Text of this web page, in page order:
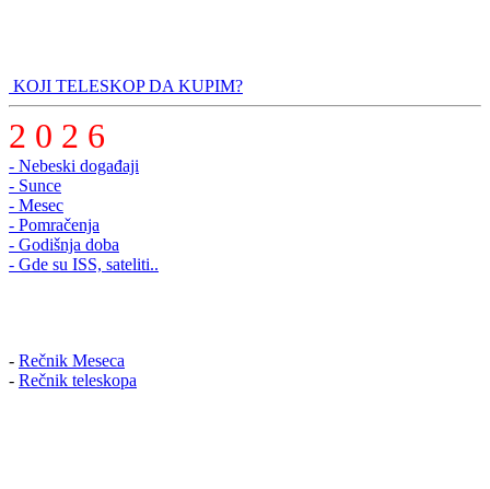
KOJI TELESKOP DA KUPIM?
2 0 2 6
- Nebeski događaji
- Sunce
- Mesec
- Pomračenja
- Godišnja doba
- Gde su ISS, sateliti..
- Rečnik Meseca
- Rečnik teleskopa